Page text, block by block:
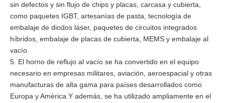
sin defectos y sin flujo de chips y placas, carcasa y cubierta,
como paquetes IGBT, artesanías de pasta, tecnología de
embalaje de diodos láser, paquetes de circuitos integrados
híbridos, embalaje de placas de cubierta, MEMS y embalaje al
vacío.
5. El horno de reflujo al vacío se ha convertido en el equipo
necesario en empresas militares, aviación, aeroespacial y otras
manufacturas de alta gama para países desarrollados como
Europa y América.Y además, se ha utilizado ampliamente en el